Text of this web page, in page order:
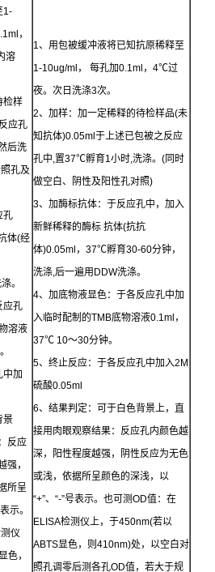
1-
，
溶
检样
应孔
后洗
孔及
孔
体(经
。
应孔
溶液
加
景
反应
强，
所呈
示。
仪
色，
1、用包被缓冲液将已知抗原稀释至
1-10ug/ml， 每孔加0.1ml，4℃过
夜。次日洗涤3次。
2、加样：加一定稀释的待检样品(未
知抗体)0.05ml于上述已包被之反应
孔中,置37℃孵育1小时,洗涤。(同时
做空白、阴性及阳性孔对照)
3、加酶标抗体：于反应孔中，加入
新鲜稀释的酶标 抗体(抗抗
体)0.05ml，37℃孵育30-60分钟，
洗涤,后一遍用DDW洗涤。
4、加底物液显色：于各反应孔中加
入临时配制的TMB底物溶液0.1ml，
37℃ 10～30分钟。
5、终止反应：于各反应孔中加入2M
硫酸0.05ml
6、结果判定：可于白色背景上，直
接用肉眼观察结果：反应孔内颜色越
深，阳性程度越强，阴性反应为无色
或浅，依据所呈颜色的深浅，以
“+”、“-”号表示。也可测OD值：在
ELISA检测仪上，于450nm(若以
ABTS显色，则410nm)处，以空白对
照孔调零后测各孔OD值，若大于规